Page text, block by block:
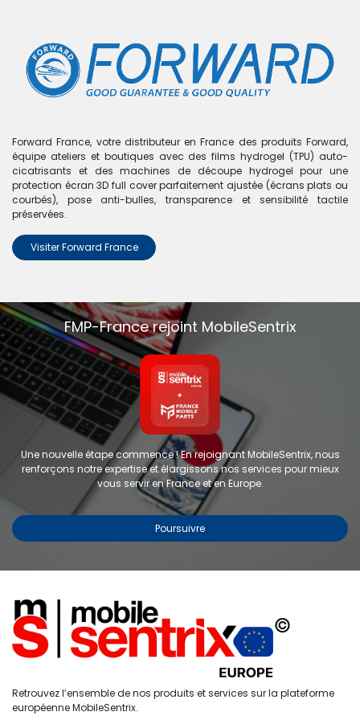
Étiquettes
Accueil Recherche
0
Compte
Boutique 0 articles trouvés.
Nous n'avons trouvé aucun
produit !
Aucun produit défini dans la catégorie Poco M5s.
Forward France, votre distributeur en France des produits Forward,
équipe ateliers et boutiques avec des films hydrogel (TPU) auto-
cicatrisants et des machines de découpe hydrogel pour une
protection écran 3D full cover parfaitement ajustée (écrans plats ou
courbés), pose anti-bulles, transparence et sensibilité tactile
préservées.
Visiter Forward France
FMP-France rejoint MobileSentrix
Une nouvelle étape commence ! En rejoignant MobileSentrix, nous
renforçons notre expertise et élargissons nos services pour mieux
vous servir en France et en Europe.
Poursuivre
Retrouvez l’ensemble de nos produits et services sur la plateforme
européenne MobileSentrix.
Copyright © 2024 FMP-France. Tous droits réservés